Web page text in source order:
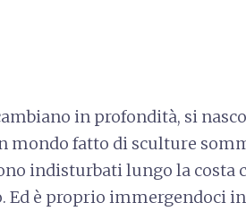
in profondità, si
mondo fatto di sculture
indisturbati lungo la costa
Ed è proprio immergendoci